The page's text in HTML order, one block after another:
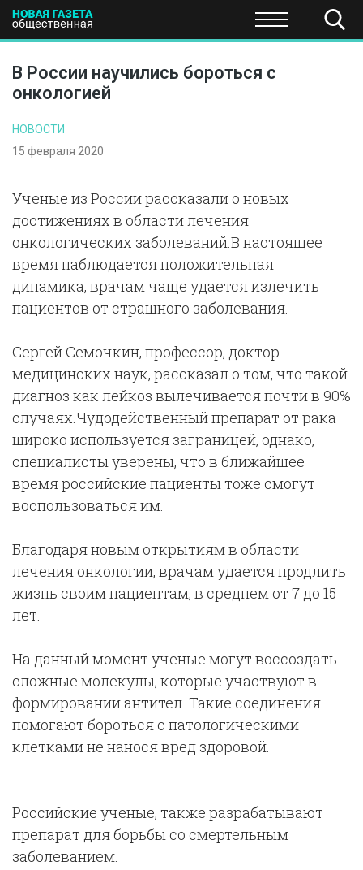
ПОЛИТИКА ЭКОНОМИКА НАУКА И
В России научились бороться с
онкологией
НОВОСТИ
15 февраля 2020
Ученые из России рассказали о новых
достижениях в области лечения
онкологических заболеваний.В настоящее
время наблюдается положительная
динамика, врачам чаще удается излечить
пациентов от страшного заболевания.
Сергей Семочкин, профессор, доктор
медицинских наук, рассказал о том, что такой
диагноз как лейкоз вылечивается почти в 90%
случаях.Чудодейственный препарат от рака
широко используется заграницей, однако,
специалисты уверены, что в ближайшее
время российские пациенты тоже смогут
воспользоваться им.
Благодаря новым открытиям в области
лечения онкологии, врачам удается продлить
жизнь своим пациентам, в среднем от 7 до 15
лет.
На данный момент ученые могут воссоздать
сложные молекулы, которые участвуют в
формировании антител. Такие соединения
помогают бороться с патологическими
клетками не нанося вред здоровой.
Российские ученые, также разрабатывают
препарат для борьбы со смертельным
заболеванием.